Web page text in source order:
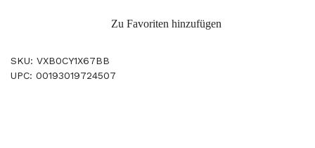
Zu Favoriten hinzufügen
SKU: VXB0CY1X67BB
UPC: 00193019724507